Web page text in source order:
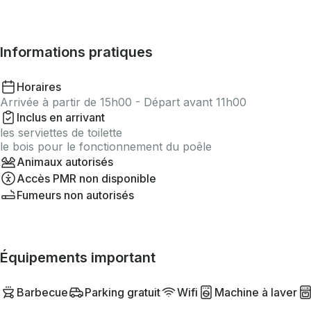
Informations pratiques
Horaires
Arrivée à partir de 15h00 - Départ avant 11h00
Inclus en arrivant
les serviettes de toilette
le bois pour le fonctionnement du poêle
Animaux autorisés
Accès PMR non disponible
Fumeurs non autorisés
Équipements important
Barbecue Parking gratuit Wifi Machine à laver